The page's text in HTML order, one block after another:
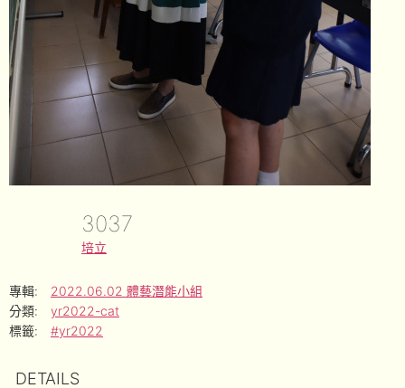
3037
培立
專輯:
2022.06.02 體藝潛能小組
分類:
yr2022-cat
標籤:
#yr2022
DETAILS